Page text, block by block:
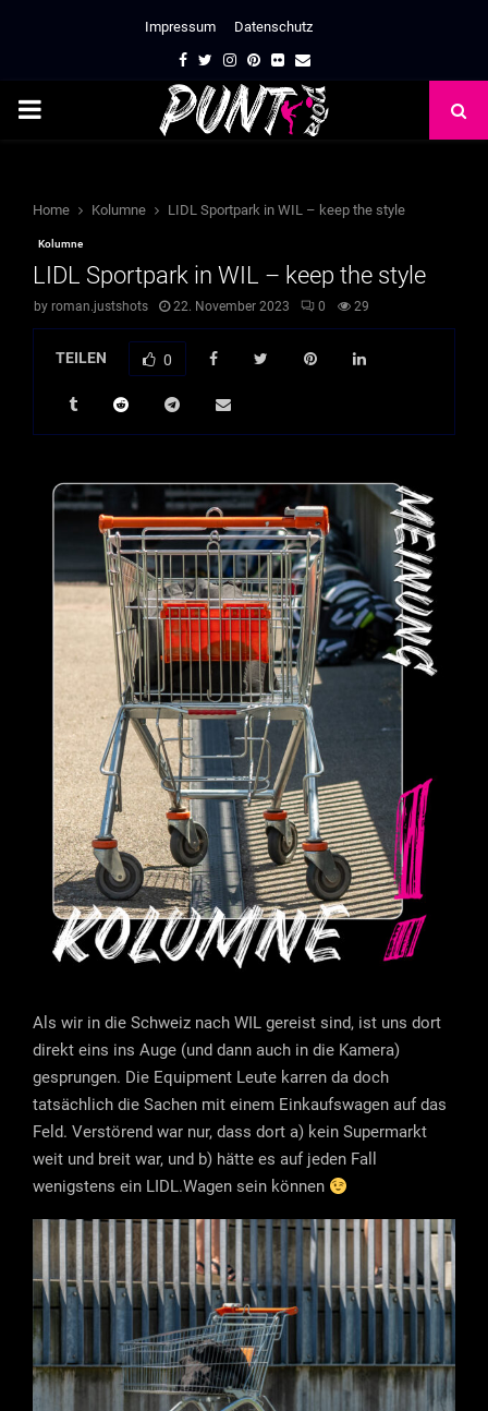
Impressum Datenschutz
Facebook
TwitterInstagram
Pinterest
FlickrEmail
PRIMARY
Home Kolumne LIDL Sportpark in WIL – keep the style
Kolumne
LIDL Sportpark in WIL – keep the style
by roman.justshots 22. November 2023 0 29
TEILEN 0
Als wir in die Schweiz nach WIL gereist sind, ist uns dort
direkt eins ins Auge (und dann auch in die Kamera)
gesprungen. Die Equipment Leute karren da doch
tatsächlich die Sachen mit einem Einkaufswagen auf das
Feld. Verstörend war nur, dass dort a) kein Supermarkt
weit und breit war, und b) hätte es auf jeden Fall
wenigstens ein LIDL.Wagen sein können